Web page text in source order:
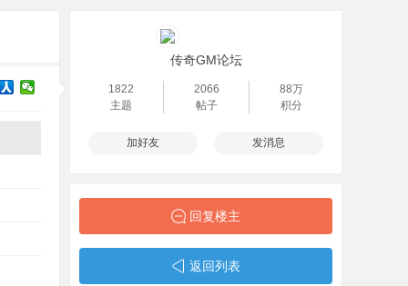
传奇GM论坛
1822
主题
2066
帖子
88万
积分
加好友 发消息
回复楼主
返回列表